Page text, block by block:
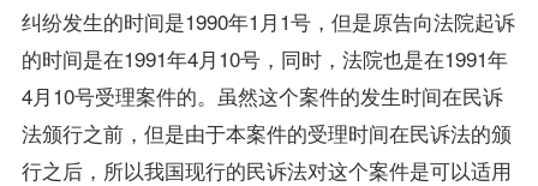
纠纷发生的时间是1990年1月1号，但是原告向法院起诉
的时间是在1991年4月10号，同时，法院也是在1991年
4月10号受理案件的。虽然这个案件的发生时间在民诉
法颁行之前，但是由于本案件的受理时间在民诉法的颁
行之后，所以我国现行的民诉法对这个案件是可以适用